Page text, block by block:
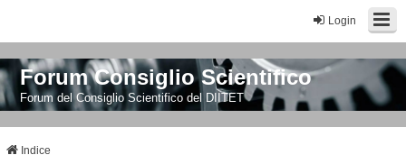
Login
Forum Consiglio Scientifico
Forum del Consiglio Scientifico del DIITET
Indice